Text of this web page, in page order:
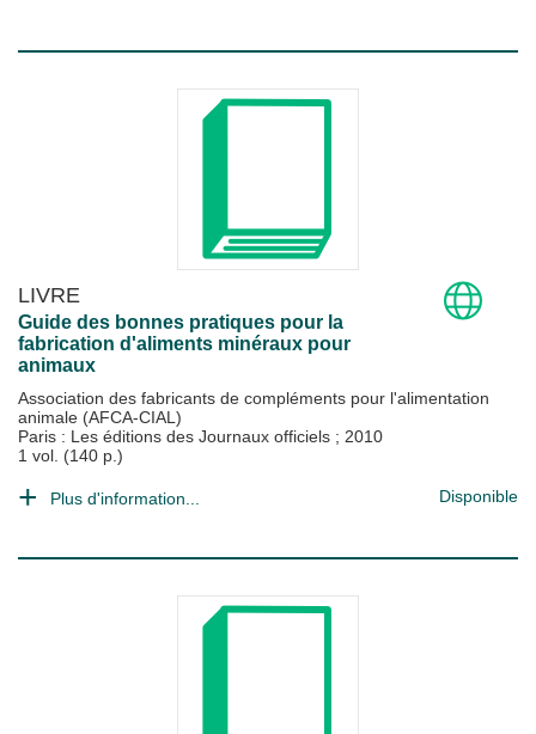
LIVRE
Guide des bonnes pratiques pour la
fabrication d'aliments minéraux pour
animaux
Association des fabricants de compléments pour l'alimentation
animale (AFCA-CIAL)
Paris : Les éditions des Journaux officiels ; 2010
1 vol. (140 p.)
Plus d'information... Disponible